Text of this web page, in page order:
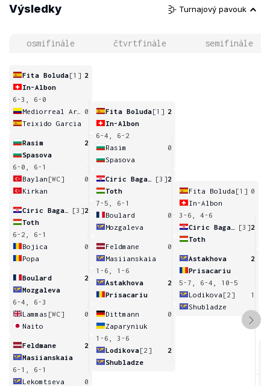
Výsledky Turnajový pavouk
osmifinále čtvrtfinále semifinále
Fita Boluda[1] 2
In-Albon
6-3, 6-0
0
Teixido Garcia
Rasim
2
Spasova
6-0, 6-1
Baylan [WC]
0
Kirkan
[3]2
Toth
6-2, 6-1
Bojica
0
Popa
Boulard
2
Mozgaleva
6-4, 6-3
Lammas [WC]
0
Naito
Feldmane
2
Masiianskaia
6-1, 6-1
Lekomtseva
0
Fita Boluda[1] 2
In-Albon
6-4, 6-2
Rasim
0
Spasova
[3]2
Toth
7-5, 6-1
Boulard
0
Mozgaleva
Feldmane
0
Masiianskaia
1-6, 1-6
Astakhova
2
Prisacariu
Dittmann
0
Zaparyniuk
1-6, 3-6
Lodikova[2]
2
Shubladze
Fita Boluda [1] 0
In-Albon
3-6, 4-6
[3]2
Toth
Astakhova
2
Prisacariu
5-7, 6-4, 10-5
Lodikova [2]
1
Shubladze